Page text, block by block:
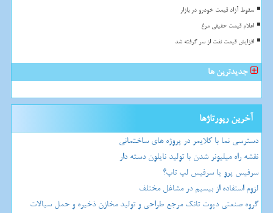
سقوط آزاد قیمت خودرو در بازار
اعلام قیمت حقیقی مرغ
افزایش قیمت نفت از سر گرفته شد
جدیدترین ها
آخرین رپورتاژها
دسترسی نما با کلایمر در پروژه های ساختمانی
نقشه راه میلیونر شدن با تولید نایلون دسته دار
سرفیس پرو یا سرفیس لپ تاپ؟
لزوم استفاده از بیسیم در مشاغل مختلف
گروه صنعتی دپوت تانک مرجع طراحی و تولید مخازن ذخیره و حمل سیالات